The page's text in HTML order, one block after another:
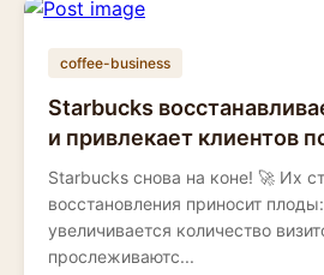
coffee-business
Starbucks
и привлекает клиентов
Starbucks снова на коне! 🚀 Их
восстановления приносит
увеличивается количество
прослеживаютс...